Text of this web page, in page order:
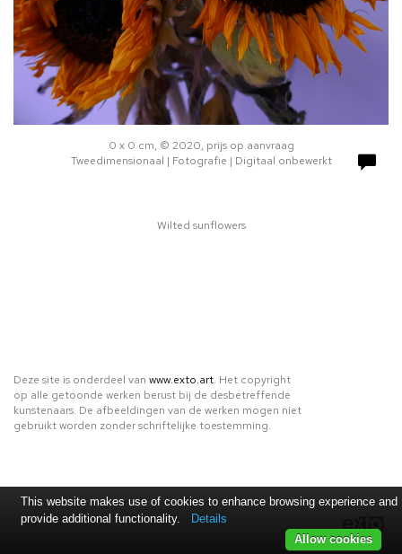
0 x 0 cm, © 2020, prijs op aanvraag
Tweedimensionaal | Fotografie | Digitaal onbewerkt
Wilted sunflowers
Deze site is onderdeel van www.exto.art. Het copyright
op alle getoonde werken berust bij de desbetreffende
kunstenaars. De afbeeldingen van de werken mogen niet
gebruikt worden zonder schriftelijke toestemming.
This website makes use of cookies to enhance browsing experience and
provide additional functionality.
Details
Allow cookies